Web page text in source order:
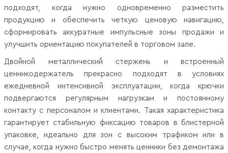
подходят, когда нужно одновременно разместить
продукцию и обеспечить четкую ценовую навигацию,
сформировать аккуратные импульсные зоны продажи и
улучшить ориентацию покупателей в торговом зале.
Двойной металлический стержень и встроенный
ценникодержатель прекрасно подходят в условиях
ежедневной интенсивной эксплуатации, когда крючки
подвергаются регулярным нагрузкам и постоянному
контакту с персоналом и клиентами. Такая характеристика
гарантирует стабильную фиксацию товаров в блистерной
упаковке, идеально для зон с высоким трафиком или в
случае, когда нужно быстро менять ценники без демонтажа